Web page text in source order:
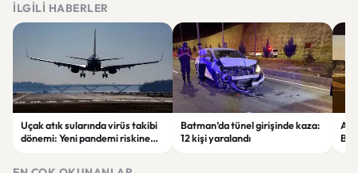
İLGILI HABERLER
Uçak atık sularında virüs takibi
dönemi: Yeni pandemi riskine
Batman’da tünel girişinde kaza:
12 kişi yaralandı